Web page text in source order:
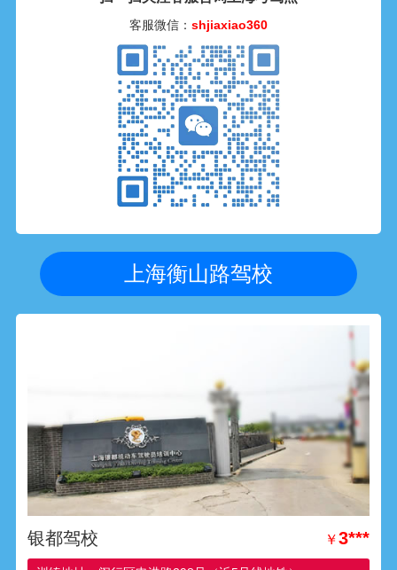
客服微信： shjiaxiao360
上海衡山路驾校
银都驾校 ￥3***